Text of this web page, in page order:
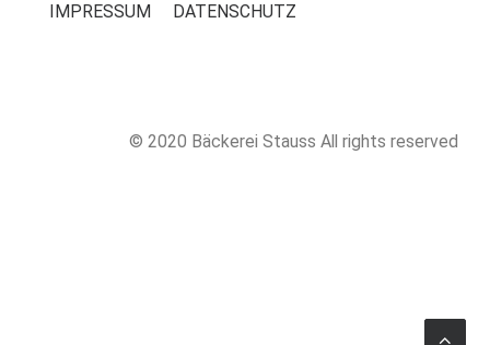
IMPRESSUM DATENSCHUTZ
© 2020 Bäckerei Stauss All rights reserved